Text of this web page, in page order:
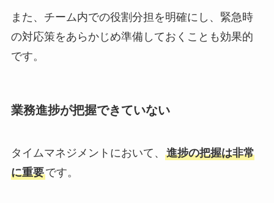
また、チーム内での役割分担を明確にし、緊急時
の対応策をあらかじめ準備しておくことも効果的
です。
業務進捗が把握できていない
タイムマネジメントにおいて、 進捗の把握は非常
に重要です。